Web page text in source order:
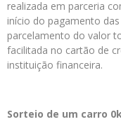
realizada em parceria
início do pagamento
parcelamento do valor
facilitada no cartão de
instituição financeira.
Sorteio de um carro